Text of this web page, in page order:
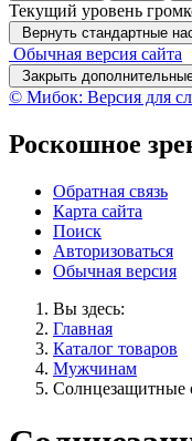
Текущий уровень
Вернуть стандартные
Обычная версия сайта
Закрыть
© Мибок: Версия для
Роскошное
Обратная связь
Карта сайта
Поиск
Авторизоваться
Обычная версия
Вы здесь:
Главная
Каталог товаров
Мужчинам
Солнцезащитные